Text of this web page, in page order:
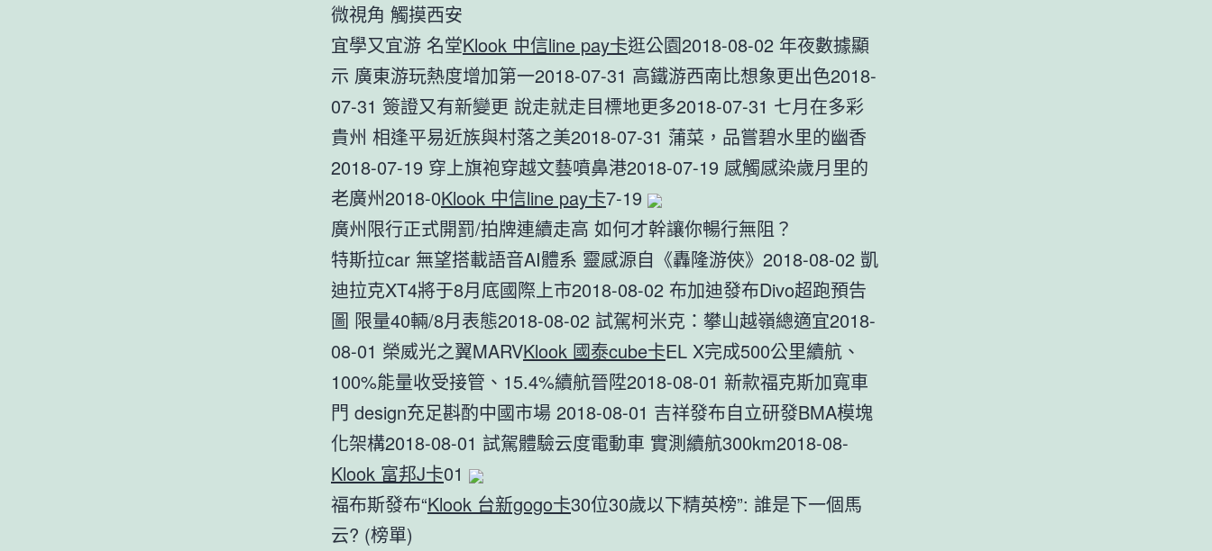
微視角 觸摸西安
宜學又宜游 名堂Klook 中信line pay卡逛公園2018-08-02 年夜數據顯
示 廣東游玩熱度增加第一2018-07-31 高鐵游西南比想象更出色2018-
07-31 簽證又有新變更 說走就走目標地更多2018-07-31 七月在多彩
貴州 相逢平易近族與村落之美2018-07-31 蒲菜，品嘗碧水里的幽香
2018-07-19 穿上旗袍穿越文藝噴鼻港2018-07-19 感觸感染歲月里的
老廣州2018-0Klook 中信line pay卡7-19
廣州限行正式開罰/拍牌連續走高 如何才幹讓你暢行無阻？
特斯拉car 無望搭載語音AI體系 靈感源自《轟隆游俠》2018-08-02 凱
迪拉克XT4將于8月底國際上市2018-08-02 布加迪發布Divo超跑預告
圖 限量40輛/8月表態2018-08-02 試駕柯米克：攀山越嶺總適宜2018-
08-01 榮威光之翼MARVKlook 國泰cube卡EL X完成500公里續航、
100%能量收受接管、15.4%續航晉陞2018-08-01 新款福克斯加寬車
門 design充足斟酌中國市場 2018-08-01 吉祥發布自立研發BMA模塊
化架構2018-08-01 試駕體驗云度電動車 實測續航300km2018-08-
Klook 富邦J卡01
福布斯發布“Klook 台新gogo卡30位30歲以下精英榜”: 誰是下一個馬
云? (榜單)